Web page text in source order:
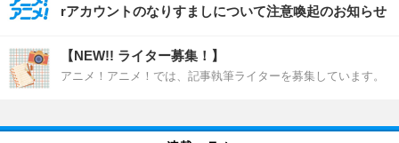
rアカウントのなりすましについて注意喚起のお知らせ
【NEW!! ライター募集！】
アニメ！アニメ！では、記事執筆ライターを募集しています。